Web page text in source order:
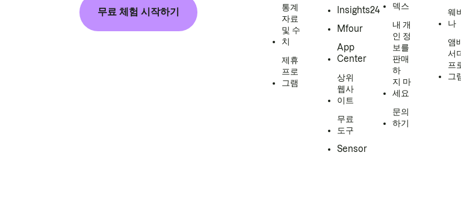
무료 체험 시작하기
통계
자료
및 수
치
제휴
프로
그램
Insights24
Mfour
App
Center
상위
웹사
이트
무료
도구
Sensor
덱스
내 개
인 정
보를
판매
하
지 마
세요
문의
하기
웨
나
앰
서
프
그